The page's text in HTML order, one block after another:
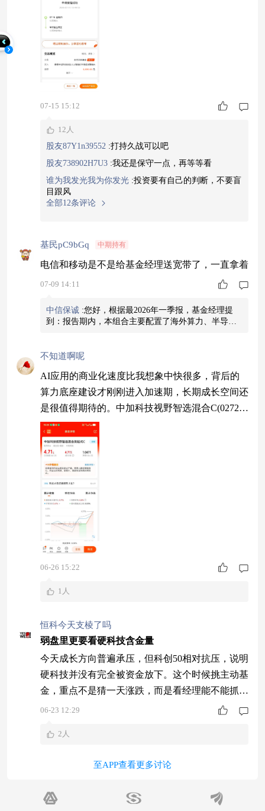
期弹性强，CS人工智成分股132只，太分散了，鱼
龙混杂，龙头涨了也被小票平均掉，所以长期累计
是靠多年慢慢堆的，但每一波反弹里弹性都不够
猛，反观科创创业
07-15 15:12
12人
股友87Y1n39552 :打持久战可以吧
股友738902H7U3 :我还是保守一点，再等等看
谁为我发光我为你发光 :投资要有自己的判断，不要盲
目跟风
全部12条评论
基民pC9bGq 中期持有
电信和移动是不是给基金经理送宽带了，一直拿着
07-09 14:11
中信保诚 :您好，根据最2026年一季报，基金经理提
到：报告期内，本组合主要配置了海外算力、半导体
定性，也增加配置了如面板、运营商等类防御板块，
的影响逐步消化，但通胀对后续终端需求、能源结构
变化、政企后续投资节奏及力度等方面的影响仍存在
一季报阶段，汇兑对核心板块的业绩亦存在一定扰
动，短期维持相对谨慎。 随着外围扰动逐步消化、通
胀影响的预期落地，板块在年内存在风偏、估值修复
空间；后续基于对整体市场环境的跟踪，以及一二季
度财报表现的梳理，将围继续关注海内外AI、自主可
控、技术创新等方向，结合估值和短期的驱动因素，
好的回报。（以上仅用于展示基金经理的投资思路，
不代表投资建议或承诺。具体投资策略将在基金合同
允许的范围内调整）
不知道啊呢
AI应用的商业化速度比我想象中快很多，背后的
算力底座建设才刚刚进入加速期，长期成长空间还
是很值得期待的。中加科技视野智选混合C(02721
6）昨天大涨了4个多点。感觉后期机会比较大的，
布局正合适
06-26 15:22
1人
恒科今天支棱了吗
弱盘里更要看硬科技含金量
今天成长方向普遍承压，但科创50相对抗压，说明
硬科技并没有完全被资金放下。这个时候挑主动基
金，重点不是猜一天涨跌，而是看经理能不能抓住
主线。红土创新新科技股票A(006265)由盖俊龙管
据支撑。弱盘里还能跑出差异，往往更能看出真本
06-23 12:29
2人
至APP查看更多讨论